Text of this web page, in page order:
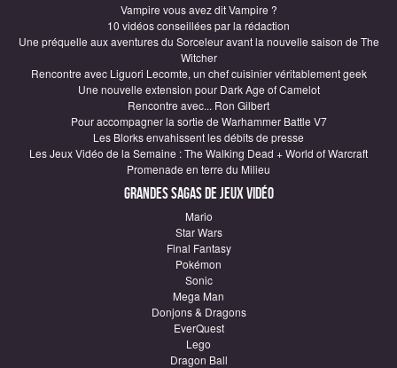
Vampire vous avez dit Vampire ?
10 vidéos conseillées par la rédaction
Une préquelle aux aventures du Sorceleur avant la nouvelle saison de The
Witcher
Rencontre avec Liguori Lecomte, un chef cuisinier véritablement geek
Une nouvelle extension pour Dark Age of Camelot
Rencontre avec... Ron Gilbert
Pour accompagner la sortie de Warhammer Battle V7
Les Blorks envahissent les débits de presse
Les Jeux Vidéo de la Semaine : The Walking Dead + World of Warcraft
Promenade en terre du Milieu
Grandes sagas de Jeux vidéo
Mario
Star Wars
Final Fantasy
Pokémon
Sonic
Mega Man
Donjons & Dragons
EverQuest
Lego
Dragon Ball